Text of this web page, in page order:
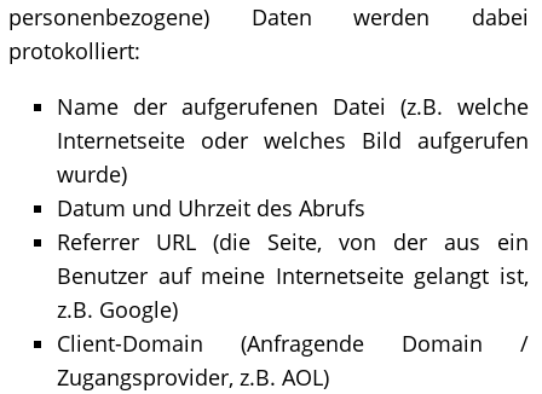
personenbezogene) Daten werden dabei
protokolliert:
Name der aufgerufenen Datei (z.B. welche
Internetseite oder welches Bild aufgerufen
wurde)
Datum und Uhrzeit des Abrufs
Referrer URL (die Seite, von der aus ein
Benutzer auf meine Internetseite gelangt ist,
z.B. Google)
Client-Domain (Anfragende Domain /
Zugangsprovider, z.B. AOL)